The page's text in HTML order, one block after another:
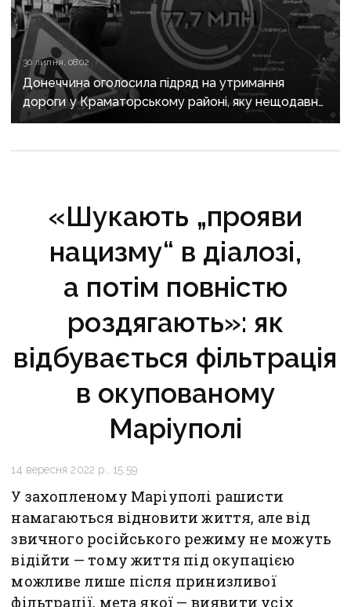
30 липня, 08:02
Донеччина оголосила підряд на утримання
дороги у Краматорському районі, яку нещодавно
вже ремонтували
«Шукають „прояви
нацизму“ в діалозі,
а потім повністю
роздягають»: як
відбувається фільтрація
в окупованому
Маріуполі
14 вересня 2022 р., 15:59
У захопленому Маріуполі рашисти
намагаються відновити життя, але від
звичного російського режиму не можуть
відійти — тому життя під окупацією
можливе лише після принизливої
фільтрації, мета якої — виявити усіх